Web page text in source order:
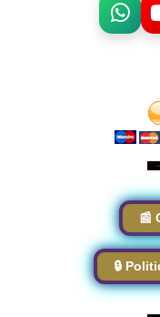
📰
🔒